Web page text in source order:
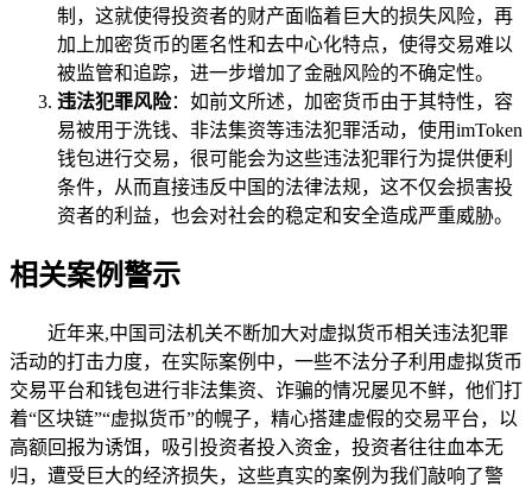
制，这就使得投资者的财产面临着巨大的损失风险，再
加上加密货币的匿名性和去中心化特点，使得交易难以
被监管和追踪，进一步增加了金融风险的不确定性。
违法犯罪风险：如前文所述，加密货币由于其特性，容
易被用于洗钱、非法集资等违法犯罪活动，使用imToken
钱包进行交易，很可能会为这些违法犯罪行为提供便利
条件，从而直接违反中国的法律法规，这不仅会损害投
资者的利益，也会对社会的稳定和安全造成严重威胁。
相关案例警示
近年来,中国司法机关不断加大对虚拟货币相关违法犯罪
活动的打击力度，在实际案例中，一些不法分子利用虚拟货币
交易平台和钱包进行非法集资、诈骗的情况屡见不鲜，他们打
着“区块链”“虚拟货币”的幌子，精心搭建虚假的交易平台，以
高额回报为诱饵，吸引投资者投入资金，投资者往往血本无
归，遭受巨大的经济损失，这些真实的案例为我们敲响了警